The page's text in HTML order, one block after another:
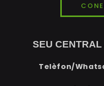
SEU
Telèfon/